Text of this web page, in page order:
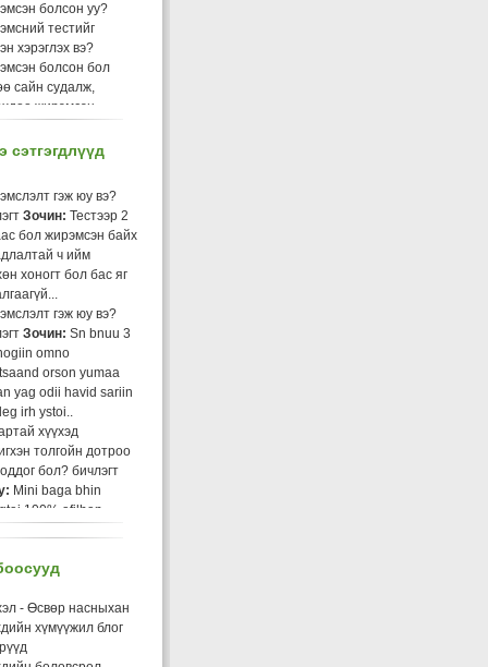
болсон уу?
тестийг
хэрэглэх вэ?
болсон бол
сайн судалж,
жирэмсэн
бэлдэх хэрэгтэй
дууны нэг CD
эхчүүдэд зөвлөмж
эсрэг хамтдаа
бүжиг
хориглоно
хүүхдийн асаргаа
эрүүл энх
хорхойтох
эмчилгээ, урьд
нярай хүүхдийн
эцэг эхчүүдэд (кино)
шүд хамгийн
сайн угаагаарай
биз?
хүрэгчдийн кино
насныханд
сэтгэгдлүүд
гэж юу вэ?
Зочин: Тестээр 2
бол жирэмсэн байх
ч ийм
хоногт бол бас яг
гэж юу вэ?
Зочин: Sn bnuu 3
omno
orson yumaa
yag odii havid sariin
irh ystoi..
хүүхэд
толгойн дотроо
бол? бичлэгт
Mini baga bhin
100% afilhan
аюултайбичлэгт
(зочин):
yum
- Өсвөр насныхан
хүмүүжил блог